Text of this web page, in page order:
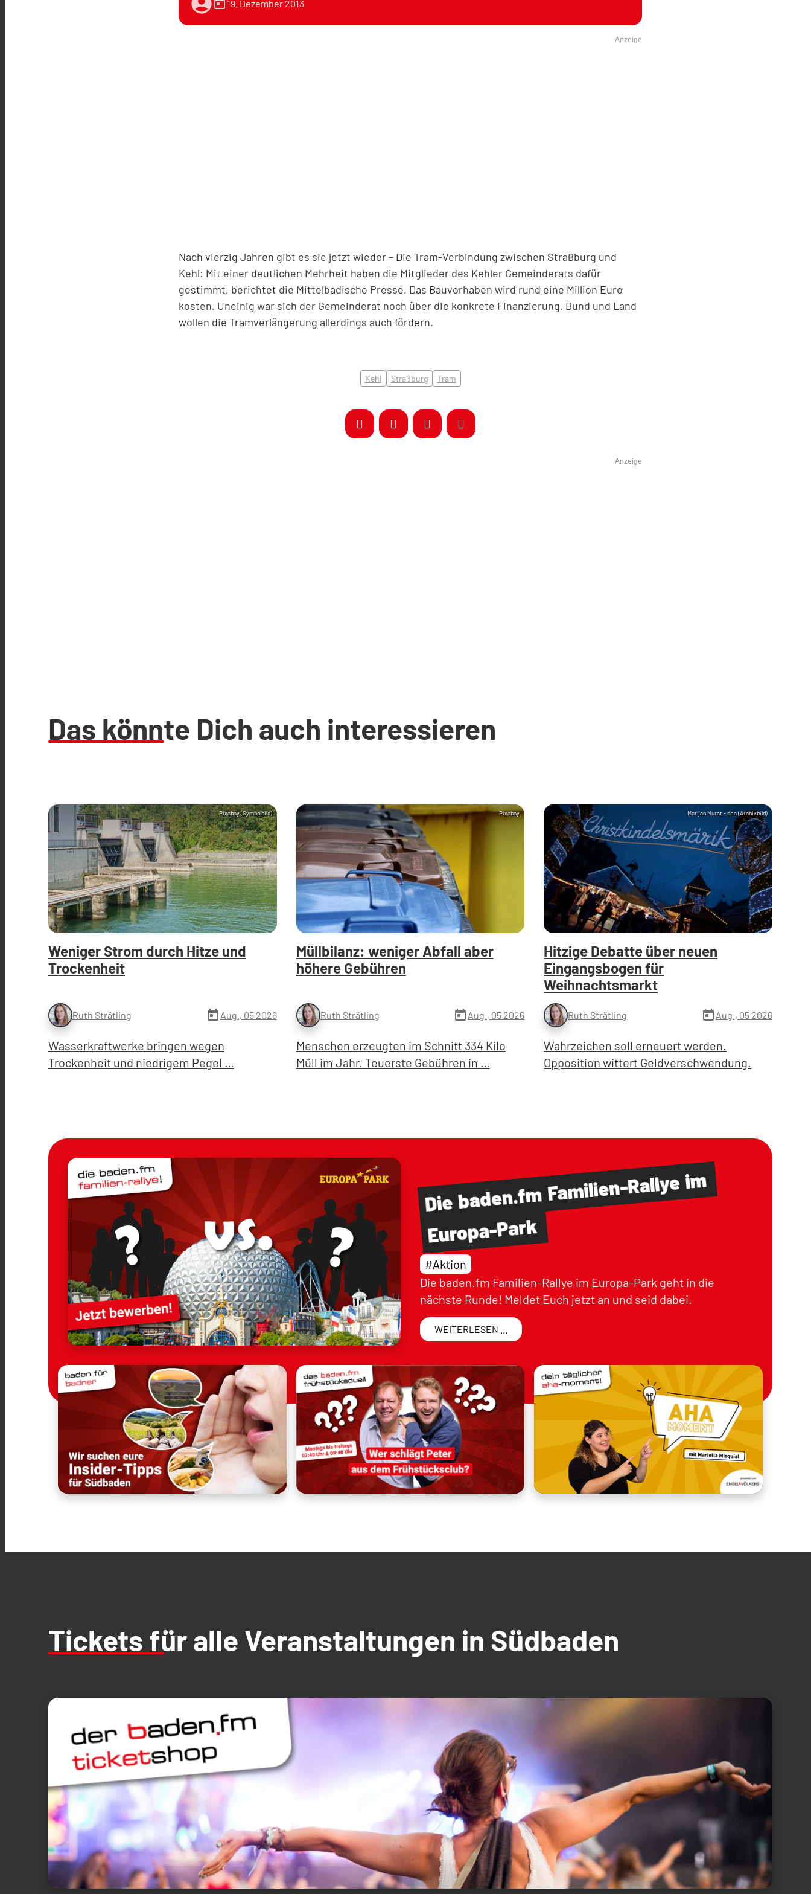
today 19. Dezember 2013
Anzeige
Nach vierzig Jahren gibt es sie jetzt wieder – Die Tram-Verbindung zwischen Straßburg und
Kehl: Mit einer deutlichen Mehrheit haben die Mitglieder des Kehler Gemeinderats dafür
gestimmt, berichtet die Mittelbadische Presse. Das Bauvorhaben wird rund eine Million Euro
kosten. Uneinig war sich der Gemeinderat noch über die konkrete Finanzierung. Bund und Land
wollen die Tramverlängerung allerdings auch fördern.
Kehl Straßburg Tram
Anzeige
Das könnte Dich auch interessieren
Pixabay (Symbolbild)
Weniger Strom durch Hitze und
Trockenheit
Ruth Strätling today Aug., 05 2026
Wasserkraftwerke bringen wegen
Trockenheit und niedrigem Pegel …
Pixabay
Müllbilanz: weniger Abfall aber
höhere Gebühren
Ruth Strätling todayAug., 05 2026
Menschen erzeugten im Schnitt 334 Kilo
Müll im Jahr. Teuerste Gebühren in …
Marijan Murat - dpa (Archivbild)
Hitzige Debatte über neuen
Eingangsbogen für
Weihnachtsmarkt
Ruth Strätling today Aug., 05 2026
Wahrzeichen soll erneuert werden.
Opposition wittert Geldverschwendung.
Die baden.fmFamilien-Rallyeim
Europa-Park
#Aktion
Die baden.fm Familien-Rallye im Europa-Park geht in die
nächste Runde! Meldet Euch jetzt an und seid dabei.
WEITERLESEN ...
Tickets für alle Veranstaltungen in Südbaden